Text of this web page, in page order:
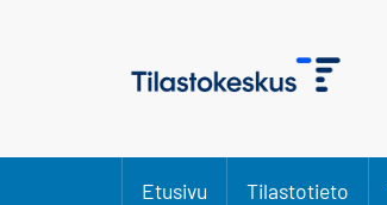
Etusivu Tilastotieto